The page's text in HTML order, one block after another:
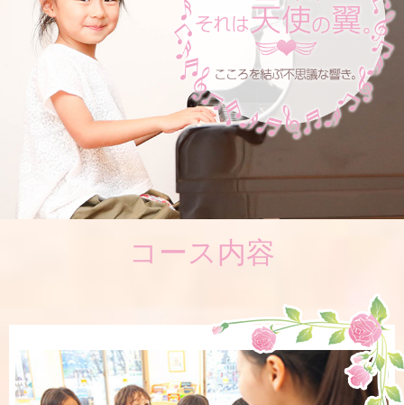
コース内容